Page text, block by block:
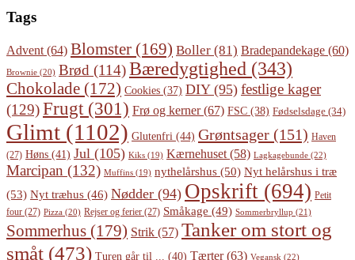
Tags
Advent (64) Blomster (169) Boller (81) Bradepandekage (60)
Brownie (20) Brød (114)Bæredygtighed (343)
Chokolade (172) Cookies (37) DIY(95) festlige kager
(129)Frugt(301) Frø og kerner(67) FSC (38) Fødselsdage (34)
Glimt (1102) Glutenfri (44) Grøntsager (151) Haven
(27) Høns (41) Jul (105) Kiks (19) Kærnehuset (58) Lagkagebunde (22)
Marcipan (132) Muffins (19) nythelårshus (50) Nyt helårshus i træ
(53) Nyt træhus (46) Nødder (94) Opskrift (694) Petit
four (27) Pizza (20) Rejser og ferier (27) Småkage (49) Sommerbryllup (21)
Sommerhus (179) Strik (57) Tanker om stort og
småt (473) Turen går til ... (40) Tærter(63) Vegansk (22)